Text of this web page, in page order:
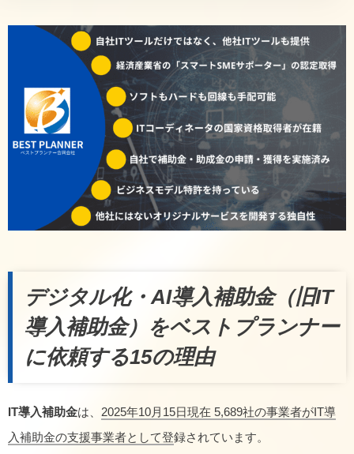
デジタル化・AI導入補助金（旧IT
導入補助金）をベストプランナー
に依頼する15の理由
IT導入補助金は、 2025年10月15日現在 5,689社の事業者がIT導
入補助金の支援事業者として登録されています。